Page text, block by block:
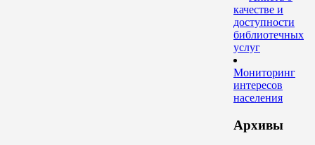
качестве и
доступности
библиотечных
услуг
Мониторинг
интересов
населения
Архивы